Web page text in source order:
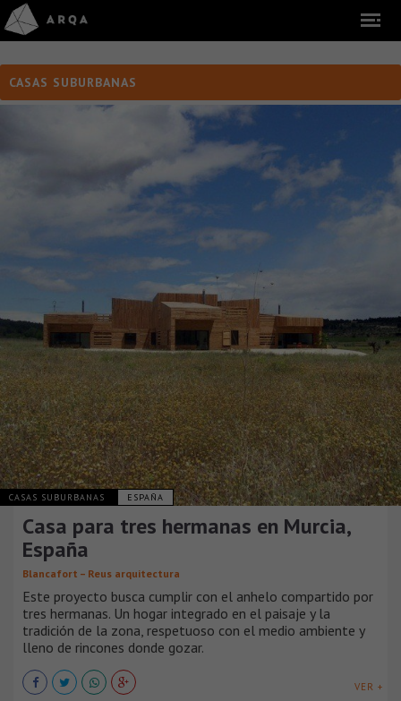
CASAS SUBURBANAS
CASAS SUBURBANAS ESPAÑA
Casa para tres hermanas en Murcia,
España
Blancafort – Reus arquitectura
Este proyecto busca cumplir con el anhelo compartido por
tres hermanas. Un hogar integrado en el paisaje y la
tradición de la zona, respetuoso con el medio ambiente y
lleno de rincones donde gozar.
VER +